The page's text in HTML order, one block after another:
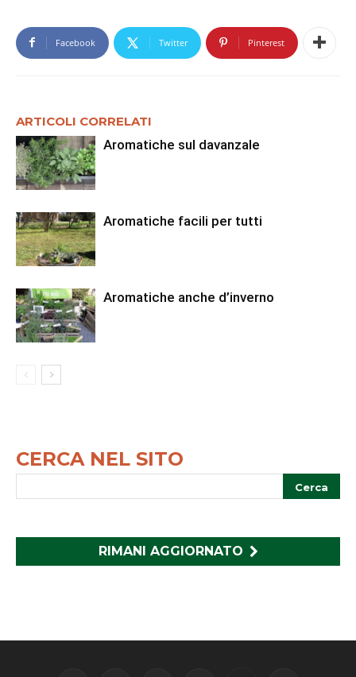
Facebook Twitter Pinterest
ARTICOLI CORRELATI
Aromatiche sul davanzale
Aromatiche facili per tutti
Aromatiche anche d’inverno
CERCA NEL SITO
RIMANI AGGIORNATO